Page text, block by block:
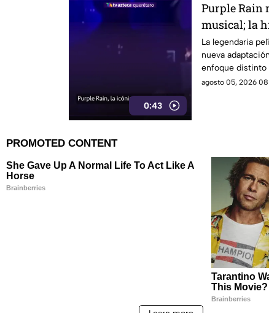
0:43
Purple Rain
musical; la
renovada
La legendaria
nueva
enfoque distinto
agosto 05, 2026